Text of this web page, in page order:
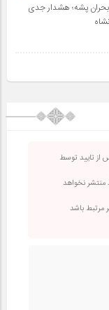
بحران پشه؛ هشدار جدی
از تایید توسط
منتشر نخواهد
مرتبط باشد